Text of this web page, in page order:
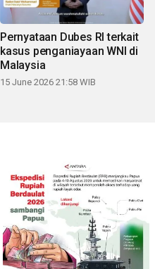
Pernyataan Dubes RI terkait
kasus penganiayaan WNI di
Malaysia
15 June 2026 21:58 WIB